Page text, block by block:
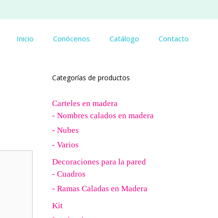
Inicio Conócenos Catálogo Contacto
Categorías de productos
Carteles en madera
- Nombres calados en madera
- Nubes
- Varios
Decoraciones para la pared
- Cuadros
- Ramas Caladas en Madera
Kit